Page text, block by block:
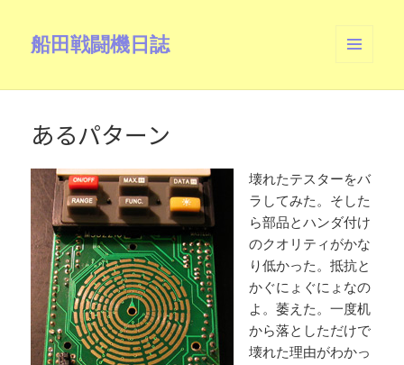
船田戦闘機日誌
ーとウ
あるパターン
壊れたテスターをバ
ラしてみた。そした
ら部品とハンダ付け
のクオリティがかな
り低かった。抵抗と
かぐにょぐにょなの
よ。萎えた。一度机
から落としただけで
壊れた理由がわかっ